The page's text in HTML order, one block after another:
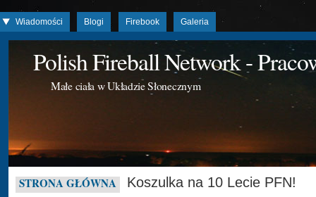
Wiadomości Blogi Firebook Galeria
Polish Fireball Network -
Małe ciała w Układzie Słonecznym
STRONA GŁÓWNA Koszulka na 10 Lecie PFN!